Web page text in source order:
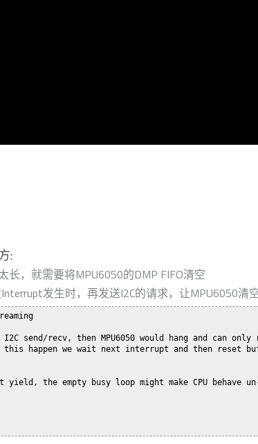
:
，就需要将MPU6050的DMP FIFO清空
发生时，再发送I2C的请求，让MPU6050清空
send/recv, then MPU6050 would hang and can only
happen we wait next interrupt and then reset
yield, the empty busy loop might make CPU behave